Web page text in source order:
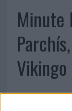
Minute
Vikingo
2 DE JUNIO DE